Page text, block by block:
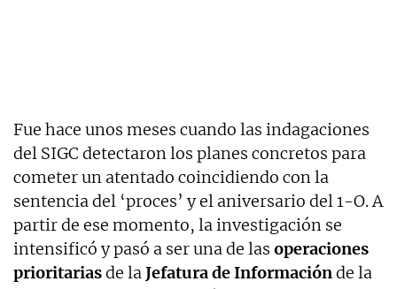
Fue hace unos meses cuando las indagaciones
del SIGC detectaron los planes concretos para
cometer un atentado coincidiendo con la
sentencia del ‘proces’ y el aniversario del 1-O. A
partir de ese momento, la investigación se
intensificó y pasó a ser una de las operaciones
prioritariasde laJefatura de Informaciónde la